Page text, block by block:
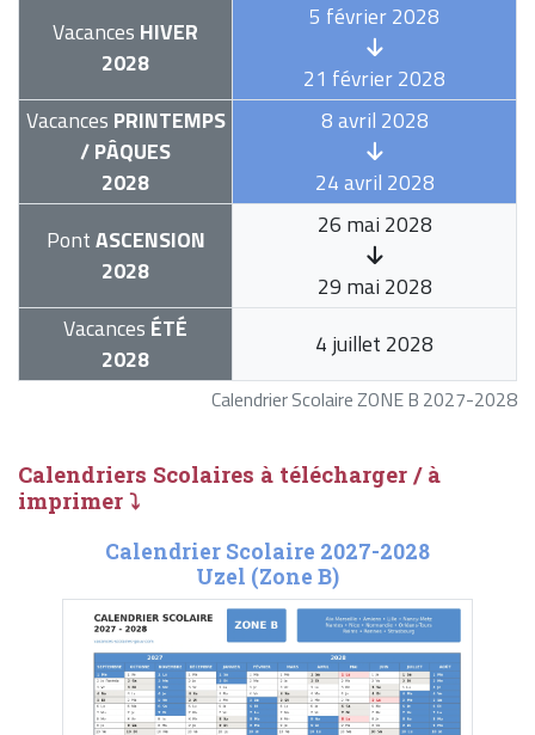
Calendrier Scolaire ZONE B 2027-2028
Vacances HIVER
2028
5 février 2028
21 février 2028
Vacances PRINTEMPS
/ PÂQUES
2028
8 avril 2028
24 avril 2028
PontASCENSION
2028
26 mai 2028
29 mai 2028
Vacances ÉTÉ
2028
4 juillet 2028
Calendriers Scolaires à télécharger / à
imprimer ⤵
Calendrier Scolaire 2027-2028
Uzel (Zone B)